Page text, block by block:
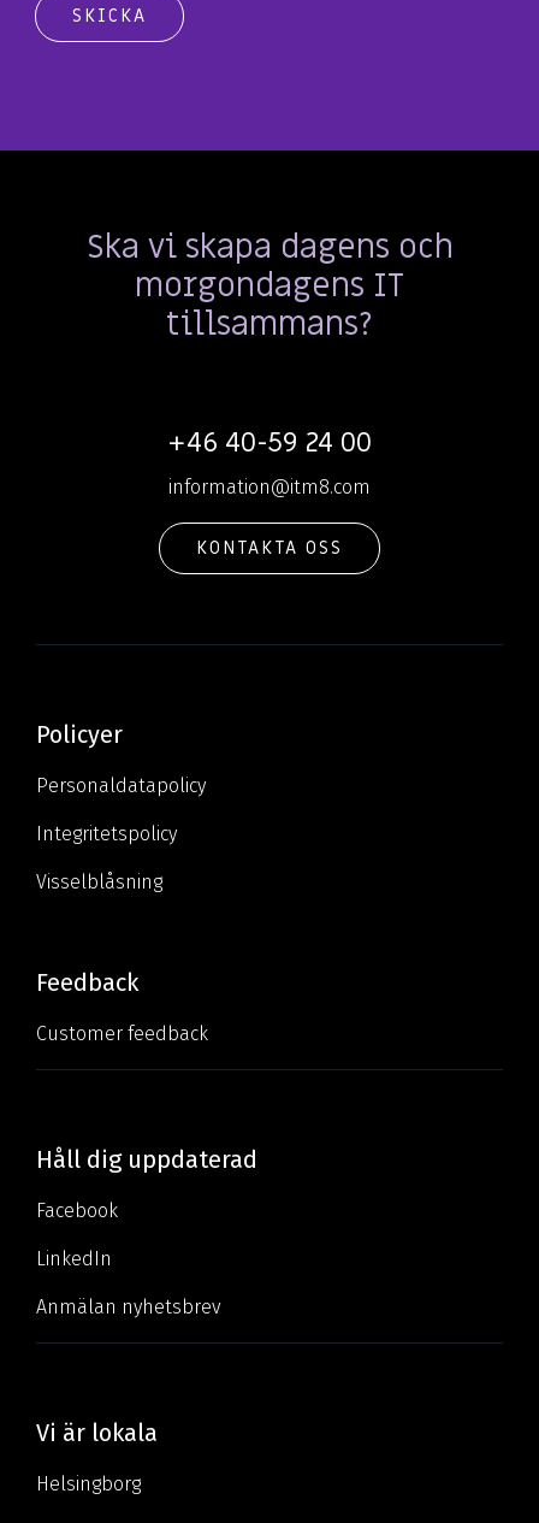
Ska vi skapa dagens och
morgondagens IT
tillsammans?
+46 40-59 24 00
information@itm8.com
KONTAKTA OSS
Policyer
Personaldatapolicy
Integritetspolicy
Visselblåsning
Feedback
Customer feedback
Håll dig uppdaterad
Facebook
LinkedIn
Anmälan nyhetsbrev
Vi är lokala
Helsingborg